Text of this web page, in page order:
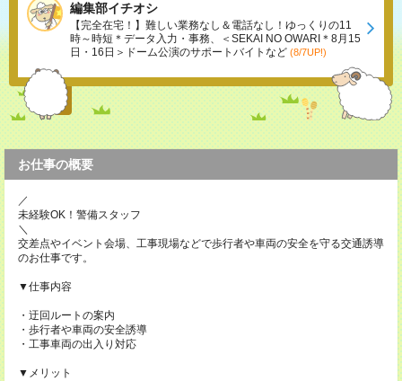
編集部イチオシ
【完全在宅！】難しい業務なし＆電話なし！ゆっくりの11
時～時短＊データ入力・事務、＜SEKAI NO OWARI＊8月15
日・16日＞ドーム公演のサポートバイトなど (8/7UP!)
お仕事の概要
／
未経験OK！警備スタッフ
＼
交差点やイベント会場、工事現場などで歩行者や車両の安全を守る交通誘導
のお仕事です。
▼仕事内容
・迂回ルートの案内
・歩行者や車両の安全誘導
・工事車両の出入り対応
▼メリット